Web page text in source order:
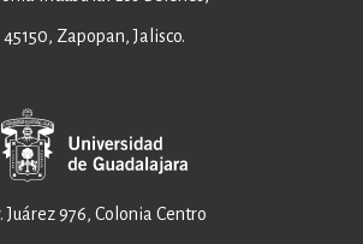
45150, Zapopan, Jalisco.
Juárez 976, Colonia Centro